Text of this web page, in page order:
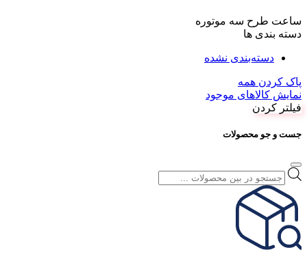
ساعت طرح سه موتوره
دسته بندی ها
دسته‌بندی نشده
پاک کردن همه
نمایش کالاهای موجود
فیلتر کردن
جست و جو محصولات
Products
search